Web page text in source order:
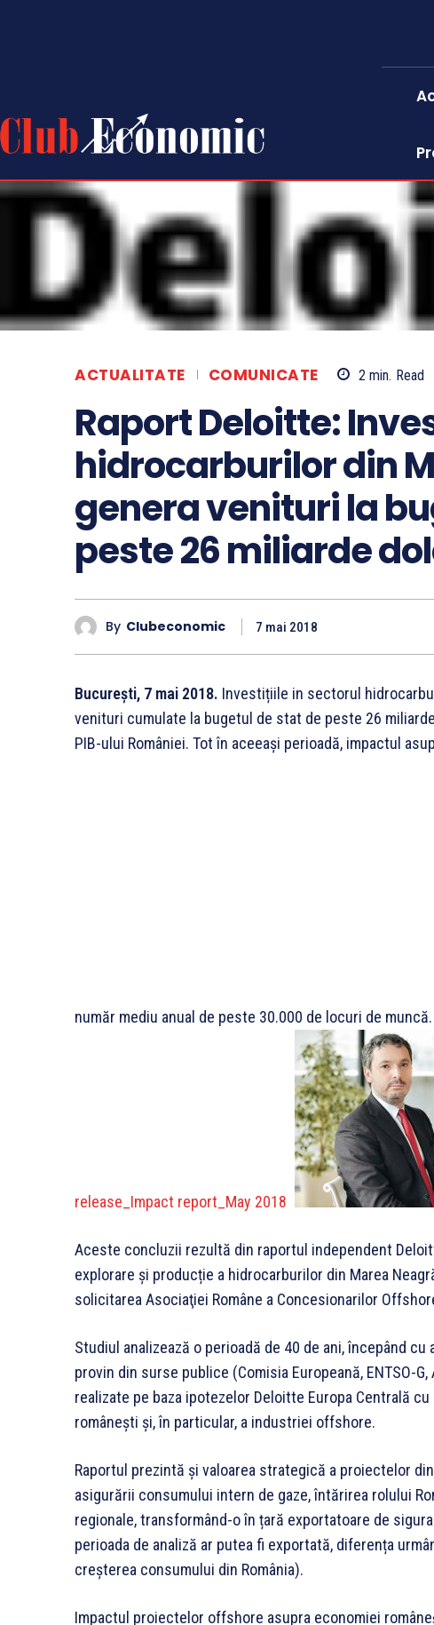
ACTUALITATE COMUNICATE 2 min. Read
Raport Deloitte:
hidrocarburilor din
genera venituri la
peste 26 miliarde
By Clubeconomic 7 mai 2018
București, 7 mai 2018. Investițiile in sectorul
venituri cumulate la bugetul de stat de peste 26
PIB-ului României. Tot în aceeași perioadă, impactul
număr mediu anual de peste 30.000 de locuri de muncă.
release_Impact report_May 2018
Aceste concluzii rezultă din raportul independent
explorare și producție a hidrocarburilor din Marea
solicitarea Asociaţiei Române a Concesionarilor
Studiul analizează o perioadă de 40 de ani, începând
provin din surse publice (Comisia Europeană, ENTSO-
realizate pe baza ipotezelor Deloitte Europa Centrală
românești și, în particular, a industriei offshore.
Raportul prezintă și valoarea strategică a proiectelor
asigurării consumului intern de gaze, întărirea rolului
regionale, transformând-o în țară exportatoare de
perioada de analiză ar putea fi exportată, diferența
creșterea consumului din România).
Impactul proiectelor offshore asupra economiei